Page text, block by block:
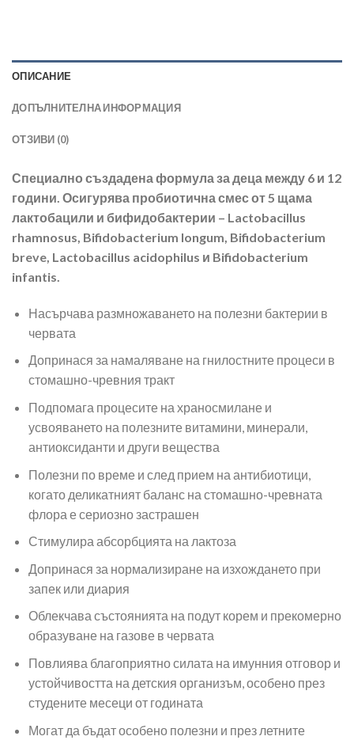
ОПИСАНИЕ
ДОПЪЛНИТЕЛНА ИНФОРМАЦИЯ
ОТЗИВИ (0)
Специално създадена формула за деца между 6 и 12
години. Осигурява пробиотична смес от 5 щама
лактобацили и бифидобактерии – Lactobacillus
rhamnosus, Bifidobacterium longum, Bifidobacterium
breve, Lactobacillus acidophilus и Bifidobacterium
infantis.
Насърчава размножаването на полезни бактерии в
червата
Допринася за намаляване на гнилостните процеси в
стомашно-чревния тракт
Подпомага процесите на храносмилане и
усвояването на полезните витамини, минерали,
антиоксиданти и други вещества
Полезни по време и след прием на антибиотици,
когато деликатният баланс на стомашно-чревната
флора е сериозно застрашен
Стимулира абсорбцията на лактоза
Допринася за нормализиране на изхождането при
запек или диария
Облекчава състоянията на подут корем и прекомерно
образуване на газове в червата
Повлиява благоприятно силата на имунния отговор и
устойчивостта на детския организъм, особено през
студените месеци от годината
Могат да бъдат особено полезни и през летните